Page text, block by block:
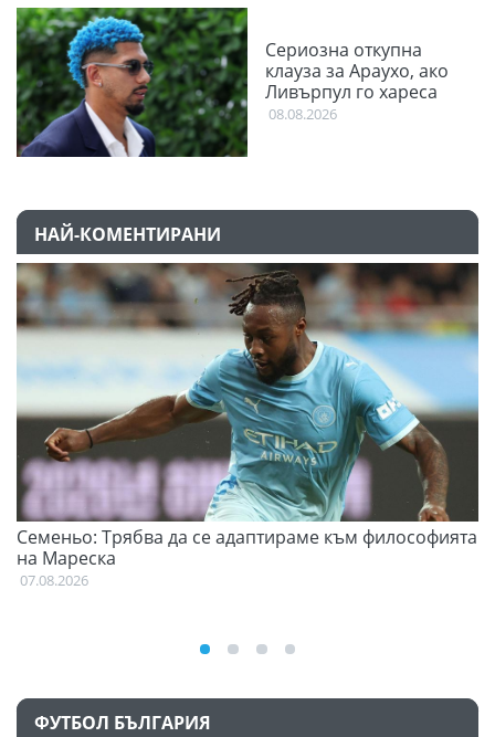
Сериозна откупна
клауза за Араухо, ако
Ливърпул го хареса
08.08.2026
НАЙ-КОМЕНТИРАНИ
Семеньо: Трябва да се адаптираме към философията
на Мареска
07.08.2026
ФУТБОЛ БЪЛГАРИЯ